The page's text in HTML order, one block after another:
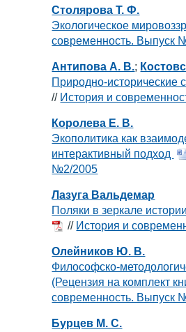
Столярова Т. Ф.
Экологическое
современность. Выпуск
Антипова А. В.;
Природно-исторические
// История и
Королева Е. В.
Экополитика как
интерактивный подход
№2/2005
Лазуга Вальдемар
Поляки в зеркале
// История и
Олейников Ю. В.
Философско-
(Рецензия на комплект
современность. Выпуск
Бурцев М. С.